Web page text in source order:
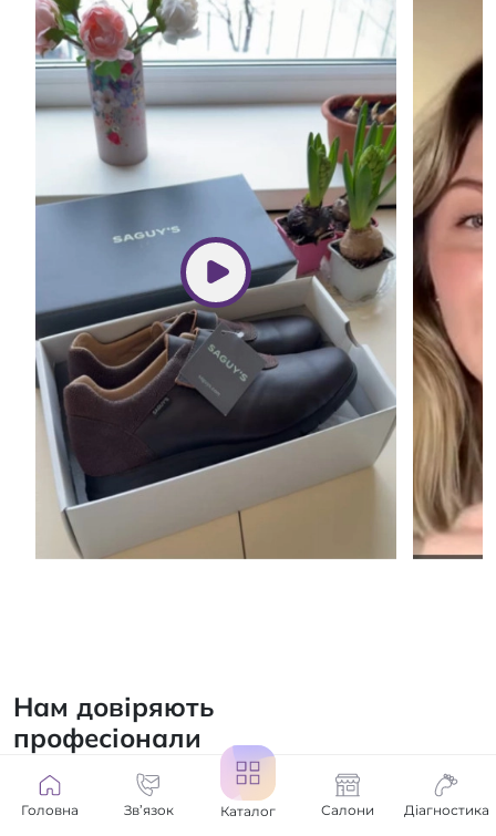
Нам довіряють
професіонали
Нашими ключовими
партнерами стають ті, для кого
Головна Зв’язок Каталог Салони Діагностика